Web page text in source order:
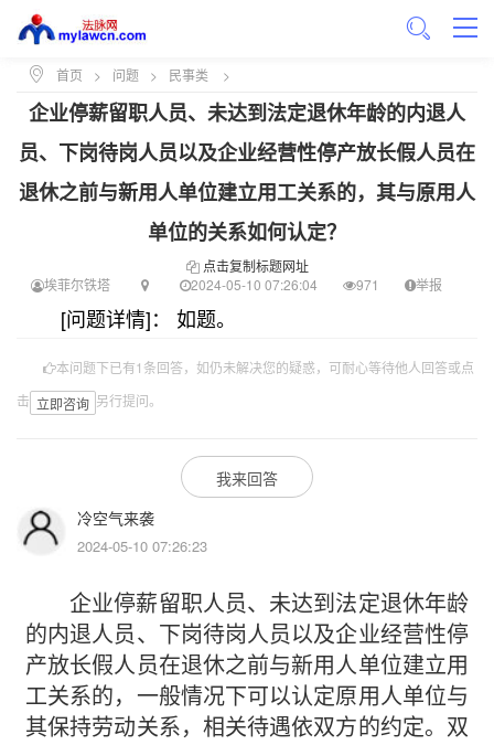
首页 > 问题 > 民事类 >
企业停薪留职人员、未达到法定退休年龄的内退人
员、下岗待岗人员以及企业经营性停产放长假人员在
退休之前与新用人单位建立用工关系的，其与原用人
单位的关系如何认定？
点击复制标题网址
埃菲尔铁塔
2024-05-10 07:26:04 971 举报
[问题详情]： 如题。
本问题下已有1条回答，如仍未解决您的疑惑，可耐心等待他人回答或点
击 立即咨询 另行提问。
我来回答
冷空气来袭
2024-05-10 07:26:23
企业停薪留职人员、未达到法定退休年龄
的内退人员、下岗待岗人员以及企业经营性停
产放长假人员在退休之前与新用人单位建立用
工关系的，一般情况下可以认定原用人单位与
其保持劳动关系，相关待遇依双方的约定。双